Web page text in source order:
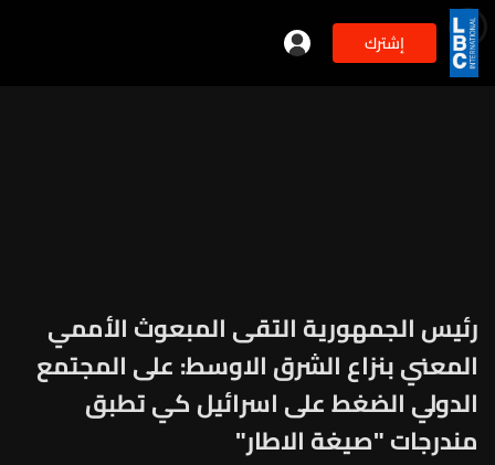
إشترك
رئيس الجمهورية التقى المبعوث الأممي
المعني بنزاع الشرق الاوسط: على المجتمع
الدولي الضغط على اسرائيل كي تطبق
مندرجات "صيغة الاطار"